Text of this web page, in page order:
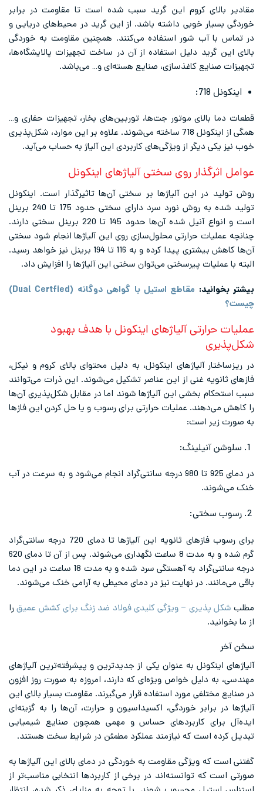
بالای کروم این گرید سبب شده است تا مقاومت در برابر
بسیار خوبی داشته باشد. از این گرید در محیط‌های دریایی و
تماس با آب شور استفاده می‌کنند. همچنین مقاومت به خوردگی
این گرید دلیل استفاده از آن در ساخت تجهیزات پالایشگاه‌ها،
صنایع کاغذسازی، صنایع هسته‌ای و… می‌باشد.
اینکونل 718:
دما بالای موتور جت‌ها، توربین‌های بخار، تجهیزات حفاری و…
همگی از اینکونل 718 ساخته می‌شوند. علاوه بر این موارد، شکل‌پذیری
نیز یکی دیگر از ویژگی‌های کاربردی این آلیاژ به حساب می‌آید.
اثرگذار روی سختی آلیاژهای اینکونل
تولید در این آلیاژها بر سختی آن‌ها تاثیرگذار است. اینکونل
تولید شده به روش نورد سرد دارای سختی حدود 175 تا 240 برینل
است و انواع آنیل شده آن‌ها حدود 145 تا 220 برینل سختی دارند.
عملیات حرارتی محلول‌سازی روی این آلیاژها انجام شود سختی
آن‌ها کاهش بیشتری پیدا کرده و به 116 تا 194 برینل نیز خواهد رسید.
با عملیات پیرسختی می‌توان سختی این آلیاژها را افزایش داد.
بخوانید:
مقاطع استیل با گواهی دوگانه (Dual Certfied)
حرارتی آلیاژهای اینکونل با هدف بهبود
ریزساختار آلیاژهای اینکونل، به دلیل محتوای بالای کروم و نیکل،
ثانویه غنی از این عناصر تشکیل می‌شوند. این ذرات می‌توانند
استحکام ‌بخشی این آلیاژها شوند اما در مقابل شکل‌پذیری آن‌ها
کاهش می‌دهند. عملیات حرارتی برای رسوب و یا حل کردن این فازها
صورت زیر است:
سلوشن آنیلینگ:
در دمای 925 تا 980 درجه سانتی‌گراد انجام می‌شود و به سرعت در آب
می‌شوند.
رسوب سختی:
برای رسوب فازهای ثانویه این آلیاژها تا دمای 720 درجه سانتی‌گراد
گرم شده و به مدت 8 ساعت نگهداری می‌شوند. پس از آن تا دمای 620
درجه سانتی‌گراد به آهستگی سرد شده و به مدت 18 ساعت در این دما
می‌مانند. در نهایت نیز در دمای محیطی به آرامی خنک می‌شوند.
شکل پذیری – ویژگی کلیدی فولاد ضد زنگ برای کشش عمیقرا
ما بخوانید.
آخر
اینکونل به عنوان یکی از جدیدترین و پیشرفته‌ترین آلیاژهای
به دلیل خواص ویژه‌ای که دارند، امروزه به صورت روز افزون
صنایع مختلفی مورد استفاده قرار می‌گیرند. مقاومت بسیار بالای این
در برابر خوردگی، اکسیداسیون و حرارت، آن‌ها را به گزینه‌ای
برای کاربردهای حساس و مهمی همچون صنایع شیمیایی
کرده است که نیازمند عملکرد مطمئن در شرایط سخت هستند.
است که ویژگی مقاومت به خوردگی در دمای بالای این آلیاژها به
است که توانسته‌اند در برخی از کاربرد‌ها انتخابی مناسب‌تر از